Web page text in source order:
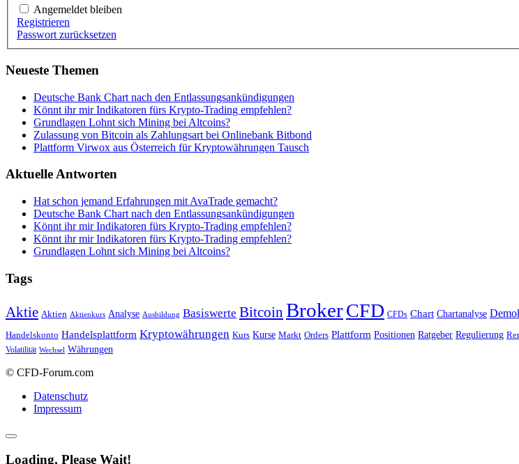
Angemeldet bleiben
Registrieren
Passwort zurücksetzen
Neueste Themen
Deutsche Bank Chart nach den Entlassungsankündigungen
Könnt ihr mir Indikatoren fürs Krypto-Trading empfehlen?
Grundlagen Lohnt sich Mining bei Altcoins?
Zulassung von Bitcoin als Zahlungsart bei Onlinebank Bitbond
Plattform Virwox aus Österreich für Kryptowährungen Tausch
Aktuelle Antworten
Hat schon jemand Erfahrungen mit AvaTrade gemacht?
Deutsche Bank Chart nach den Entlassungsankündigungen
Könnt ihr mir Indikatoren fürs Krypto-Trading empfehlen?
Könnt ihr mir Indikatoren fürs Krypto-Trading empfehlen?
Grundlagen Lohnt sich Mining bei Altcoins?
Tags
Aktie Aktien Aktienkurs Analyse Ausbildung Basiswerte Bitcoin BrokerCFD CFDs Chart Chartanalyse
Handelskonto Handelsplattform Kryptowährungen Kurs Kurse Markt Orders Plattform Positionen Ratgeber Regulierung
Volatilität Wechsel Währungen
© CFD-Forum.com
Datenschutz
Impressum
Loading, Please Wait!